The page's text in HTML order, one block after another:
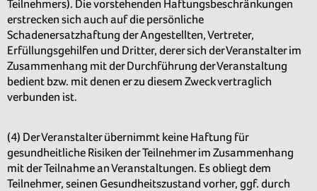
Teilnehmers). Die vorstehenden Haftungsbeschränkungen
erstrecken sich auch auf die persönliche
Schadenersatzhaftung der Angestellten, Vertreter,
Erfüllungsgehilfen und Dritter, derer sich der Veranstalter im
Zusammenhang mit der Durchführung der Veranstaltung
bedient bzw. mit denen er zu diesem Zweck vertraglich
verbunden ist.
(4) Der Veranstalter übernimmt keine Haftung für
gesundheitliche Risiken der Teilnehmer im Zusammenhang
mit der Teilnahme an Veranstaltungen. Es obliegt dem
Teilnehmer, seinen Gesundheitszustand vorher, ggf. durch